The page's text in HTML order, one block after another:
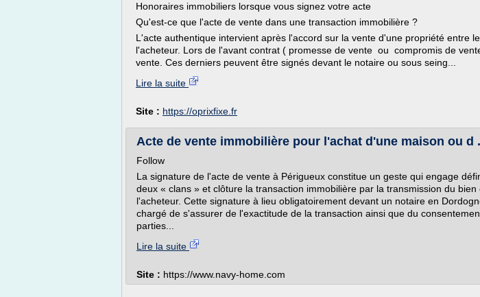
Honoraires immobiliers lorsque vous signez votre acte
Qu'est-ce que l'acte de vente dans une transaction immobilière ?
L'acte authentique intervient après l'accord sur la vente d'une propriété entre
l'acheteur. Lors de l'avant contrat ( promesse de vente ou compromis de
vente. Ces derniers peuvent être signés devant le notaire ou sous seing...
Lire la suite
Site : https://oprixfixe.fr
Acte de vente immobilière pour l'achat d'une maison ou d
Follow
La signature de l'acte de vente à Périgueux constitue un geste qui engage
deux « clans » et clôture la transaction immobilière par la transmission du bien
l'acheteur. Cette signature à lieu obligatoirement devant un notaire en
chargé de s'assurer de l'exactitude de la transaction ainsi que du
parties...
Lire la suite
Site : https://www.navy-home.com